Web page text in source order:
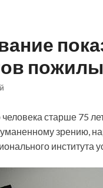
старше 75
зрению,
института